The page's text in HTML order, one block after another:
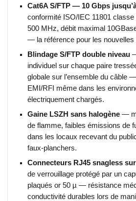
Cat6A S/FTP — 10 Gbps
conformité ISO/IEC 11801
500 MHz, débit maximal
— la référence pour les nouvelles
Blindage S/FTP double niveau
individuel sur chaque paire
globale sur l’ensemble du câble
EMI/RFI même dans les
électriquement chargés.
Gaine LSZH sans halogène —
de flamme, faibles émissions de
dans les locaux recevant du
faux-planchers.
Connecteurs RJ45 snagless
de verrouillage protégé par un
plaqués or 50 µ — résistance
conductivité durables lors de